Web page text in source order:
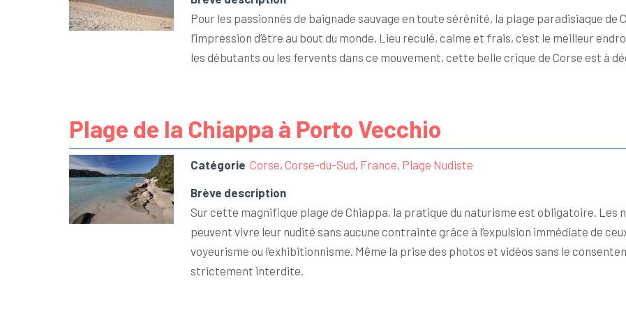
Pour les passionnés de baignade sauvage en toute sérénité, la plage paradisiaque de
l’impression d’être au bout du monde. Lieu reculé, calme et frais, c’est le meilleur
les débutants ou les fervents dans ce mouvement, cette belle crique de Corse est à
Plage de la Chiappa à Porto Vecchio
Catégorie Corse, Corse-du-Sud, France, Plage Nudiste
Brève description
Sur cette magnifique plage de Chiappa, la pratique du naturisme est obligatoire.
peuvent vivre leur nudité sans aucune contrainte grâce à l’expulsion immédiate de
voyeurisme ou l’exhibitionnisme. Même la prise des photos et vidéos sans le
strictement interdite.